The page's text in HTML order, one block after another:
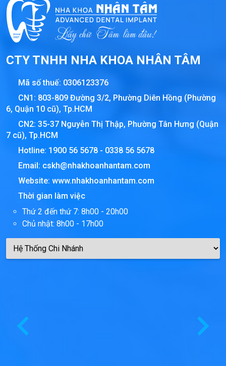
CTY TNHH NHA KHOA NHÂN TÂM
Mã số thuế: 0306123376
CN1: 803-809 Đường 3/2, Phường Diên Hồng (Phường
6, Quận 10 cũ), Tp.HCM
CN2: 35-37 Nguyễn Thị Thập, Phường Tân Hưng (Quận
7 cũ), Tp.HCM
Hotline: 1900 56 5678 - 0338 56 5678
Email: cskh@nhakhoanhantam.com
Website: www.nhakhoanhantam.com
Thời gian làm việc
Thứ 2 đến thứ 7: 8h00 - 20h00
Chủ nhật: 8h00 - 17h00